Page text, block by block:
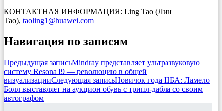
КОНТАКТНАЯ ИНФОРМАЦИЯ: Ling Tao (Лин
Тао), taoling1@huawei.com
Навигация по записям
Предыдущая записьMindray представляет ультразвуковую
систему Resona I9 — революцию в общей
визуализацииСледующая записьНовичок года НБА: Ламело
Болл выставляет на аукцион обувь с трипл-дабла со своим
автографом